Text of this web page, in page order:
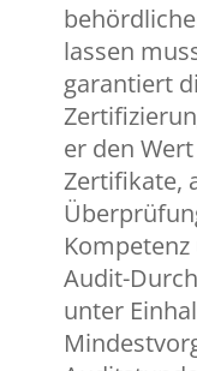
lassen
garantiert
er den
Zertifikate,
Audit-
unter